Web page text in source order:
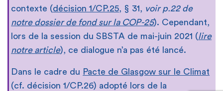
contexte (décision 1/CP.25, § 31, voir p.22 de
notre dossier de fond sur la COP-25). Cependant,
lors de la session du SBSTA de mai-juin 2021 (lire
notre article), ce dialogue n’a pas été lancé.
Dans le cadre du Pacte de Glasgow sur le Climat
(cf. décision 1/CP.26) adopté lors de la